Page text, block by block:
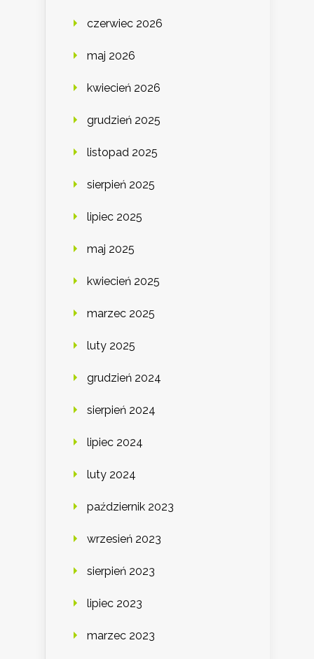
czerwiec 2026
maj 2026
kwiecień 2026
grudzień 2025
listopad 2025
sierpień 2025
lipiec 2025
maj 2025
kwiecień 2025
marzec 2025
luty 2025
grudzień 2024
sierpień 2024
lipiec 2024
luty 2024
październik 2023
wrzesień 2023
sierpień 2023
lipiec 2023
marzec 2023